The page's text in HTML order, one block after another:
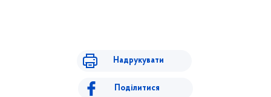
Надрукувати
Поділитися